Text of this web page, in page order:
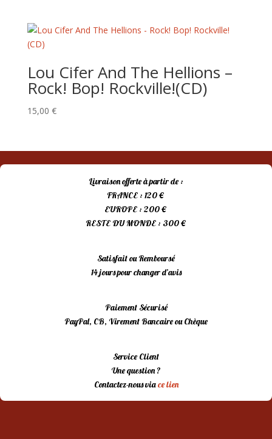
Lou Cifer And The Hellions –
Rock! Bop! Rockville!(CD)
15,00 €
Livraison offerte à partir de :
FRANCE : 120 €
EUROPE : 200 €
RESTE DU MONDE : 300 €
Satisfait ou Remboursé
14 jours pour changer d’avis
Paiement Sécurisé
PayPal, CB, Virement Bancaire ou Chèque
Service Client
Une question ?
Contactez-nous viace lien